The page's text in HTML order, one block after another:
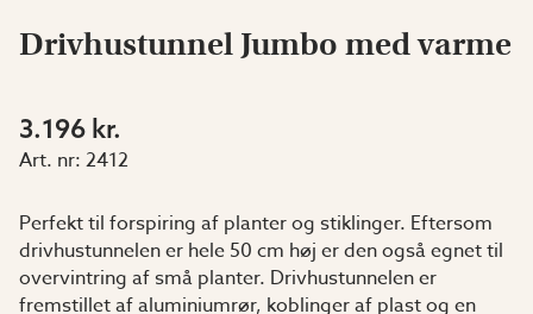
Drivhustunnel Jumbo med varme
3.196 kr.
Art. nr: 2412
Perfekt til forspiring af planter og stiklinger. Eftersom
drivhustunnelen er hele 50 cm høj er den også egnet til
overvintring af små planter. Drivhustunnelen er
fremstillet af aluminiumrør, koblinger af plast og en